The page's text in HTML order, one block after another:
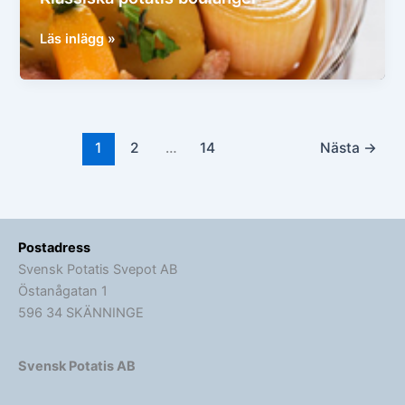
Klassiska
potatis
boulanger
Läs inlägg »
1 2 … 14 Nästa →
Postadress
Svensk Potatis Svepot AB
Östanågatan 1
596 34 SKÄNNINGE
Svensk Potatis AB